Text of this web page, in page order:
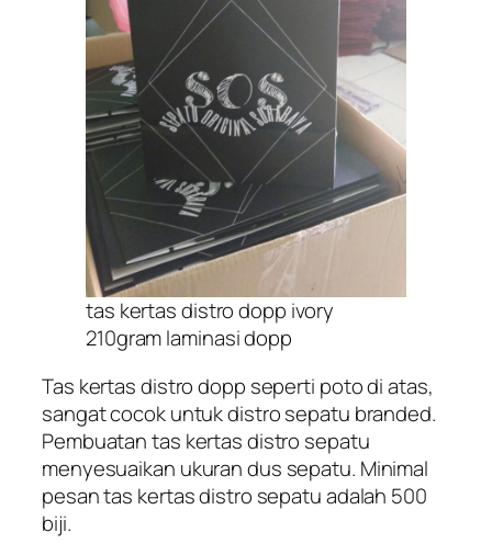
tas kertas distro dopp ivory
210gram laminasi dopp
Tas kertas distro dopp seperti poto di atas,
sangat cocok untuk distro sepatu branded.
Pembuatan tas kertas distro sepatu
menyesuaikan ukuran dus sepatu. Minimal
pesan tas kertas distro sepatu adalah 500
biji.